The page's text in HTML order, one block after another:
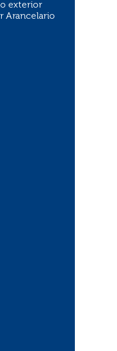
anticipos del
exterior
Arancelario